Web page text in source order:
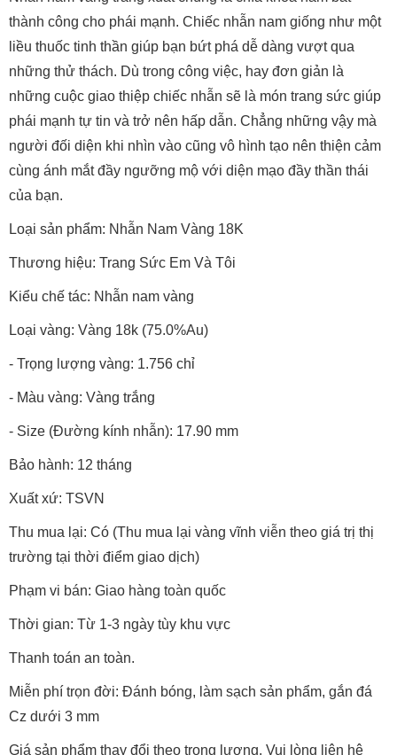
thành công cho phái mạnh. Chiếc nhẫn nam giống như một
liều thuốc tinh thần giúp bạn bứt phá dễ dàng vượt qua
những thử thách. Dù trong công việc, hay đơn giản là
những cuộc giao thiệp chiếc nhẫn sẽ là món trang sức giúp
phái mạnh tự tin và trở nên hấp dẫn. Chẳng những vậy mà
người đối diện khi nhìn vào cũng vô hình tạo nên thiện cảm
cùng ánh mắt đầy ngưỡng mộ với diện mạo đầy thần thái
của bạn.
Loại sản phẩm: Nhẫn Nam Vàng 18K
Thương hiệu: Trang Sức Em Và Tôi
Kiểu chế tác: Nhẫn nam vàng
Loại vàng: Vàng 18k (75.0%Au)
- Trọng lượng vàng: 1.756 chỉ
- Màu vàng: Vàng trắng
- Size (Đường kính nhẫn): 17.90 mm
Bảo hành: 12 tháng
Xuất xứ: TSVN
Thu mua lại: Có (Thu mua lại vàng vĩnh viễn theo giá trị thị
trường tại thời điểm giao dịch)
Phạm vi bán: Giao hàng toàn quốc
Thời gian: Từ 1-3 ngày tùy khu vực
Thanh toán an toàn.
Miễn phí trọn đời: Đánh bóng, làm sạch sản phẩm, gắn đá
Cz dưới 3 mm
Giá sản phẩm thay đổi theo trọng lượng. Vui lòng liên hệ